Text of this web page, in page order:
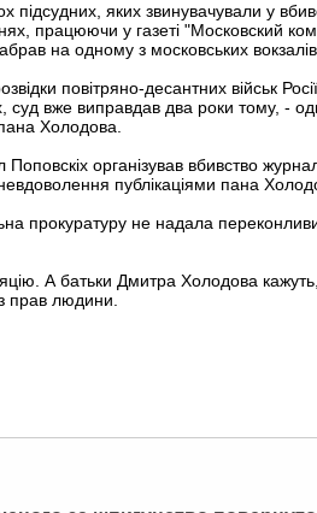
підсудних, яких звинувачували у
працюючи у газеті "Московский
на одному з московських
повітряно-десантних військ
суд вже виправдав два роки тому, -
Холодова.
організував вбивство
публікаціями пана
прокуратуру не надала
А батьки Дмитра Холодова кажуть,
прав людини.